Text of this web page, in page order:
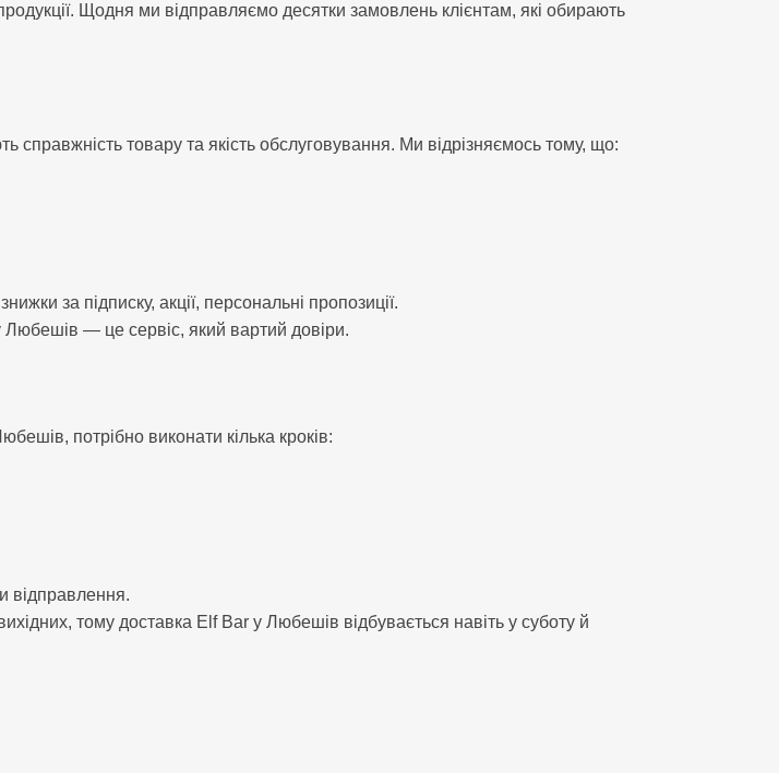
Щодня ми відправляємо десятки замовлень клієнтам, які обирають
справжність товару та якість обслуговування. Ми відрізняємось тому, що:
за підписку, акції, персональні пропозиції.
Любешів — це сервіс, який вартий довіри.
потрібно виконати кілька кроків:
відправлення.
тому доставка Elf Bar у Любешів відбувається навіть у суботу й